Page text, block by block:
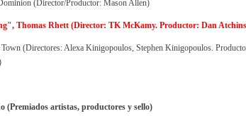
(Director/Productor: Mason Allen)
Thomas Rhett (Director: TK McKamy. Productor: Dan
(Directores: Alexa Kinigopoulos, Stephen Kinigopoulos.
(Premiados artistas, productores y sello)